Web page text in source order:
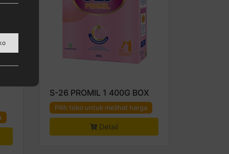
S-26 PROMIL 1 400G BOX
Pilih toko untuk melihat harga
Detail